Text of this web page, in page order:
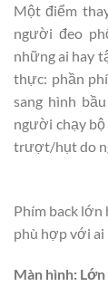
Một điểm
người đeo
những ai hay
thực: phần
sang hình
người chạy bộ
trượt/hụt do
Phím back lớn
phù hợp với ai
Màn hình: